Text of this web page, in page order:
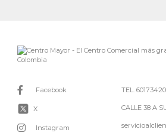
Facebook
X
Instagram
TEL.
CALLE 38 A